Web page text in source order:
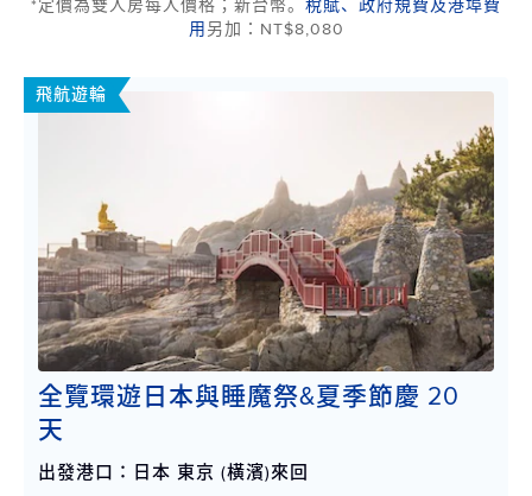
*定價為雙人房每人價格；新台幣。 稅賦、政府規費及港埠費
用 另加：NT$8,080
飛航遊輪
全覽環遊日本與睡魔祭&夏季節慶 20
天
出發港口：日本 東京 (橫濱)來回